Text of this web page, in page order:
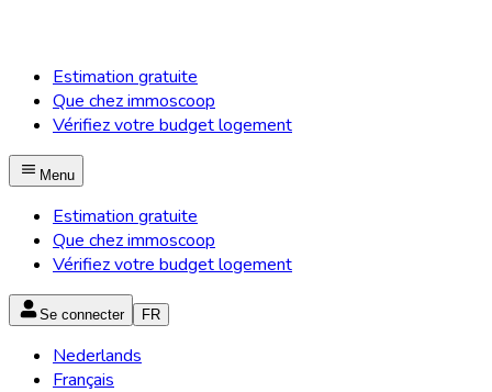
Estimation gratuite
Que chez immoscoop
Vérifiez votre budget logement
Menu
Estimation gratuite
Que chez immoscoop
Vérifiez votre budget logement
Se connecter FR
Nederlands
Français